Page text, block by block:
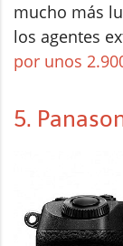
mucho más
los agentes
por unos
5.